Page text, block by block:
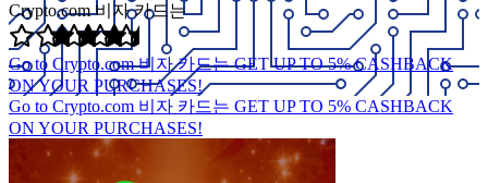
Crypto.com 비자 카드는
Go to Crypto.com 비자 카드는GET UP TO 5% CASHBACK
ON YOUR PURCHASES!
Go to Crypto.com 비자 카드는 GET UP TO 5% CASHBACK
ON YOUR PURCHASES!